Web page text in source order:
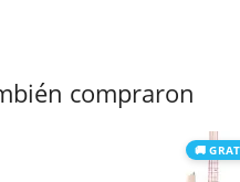
compraron
🚚